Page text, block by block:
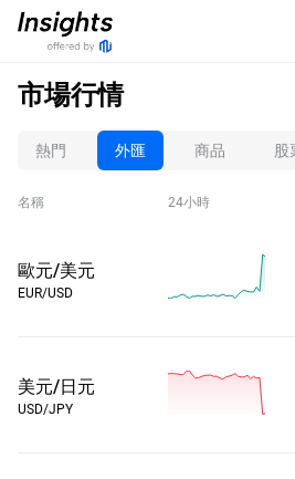
市場行情
熱門 外匯 商品 股
名稱 24小時
歐元/美元
EUR/USD
美元/日元
USD/JPY